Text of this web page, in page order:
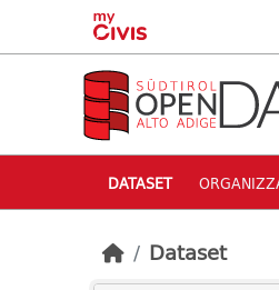
Skip to main content
DATASET
Dataset